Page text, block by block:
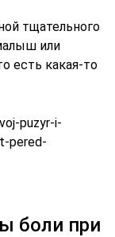
тщательного
или
есть какая-то
puzyr-i-
pered-
боли при